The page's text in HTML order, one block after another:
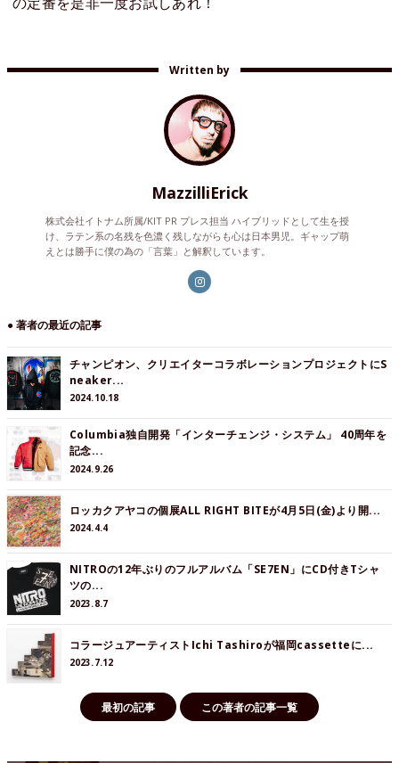
Written by
MazzilliErick
株式会社イトナム所属/KIT PR プレス担当 ハイブリッドとして生を授
け、ラテン系の名残を色濃く残しながらも心は日本男児。ギャップ萌
えとは勝手に僕の為の「言葉」と解釈しています。
● 著者の最近の記事
チャンピオン、クリエイターコラボレーションプロジェクトにS
neaker...
2024.10.18
Columbia独自開発「インターチェンジ・システム」 40周年を
記念...
2024.9.26
ロッカクアヤコの個展ALL RIGHT BITEが4月5日(金)より開...
2024.4.4
NITROの12年ぶりのフルアルバム「SE7EN」にCD付きTシャ
ツの...
2023.8.7
コラージュアーティストIchi Tashiroが福岡cassetteに...
2023.7.12
最初の記事 この著者の記事一覧